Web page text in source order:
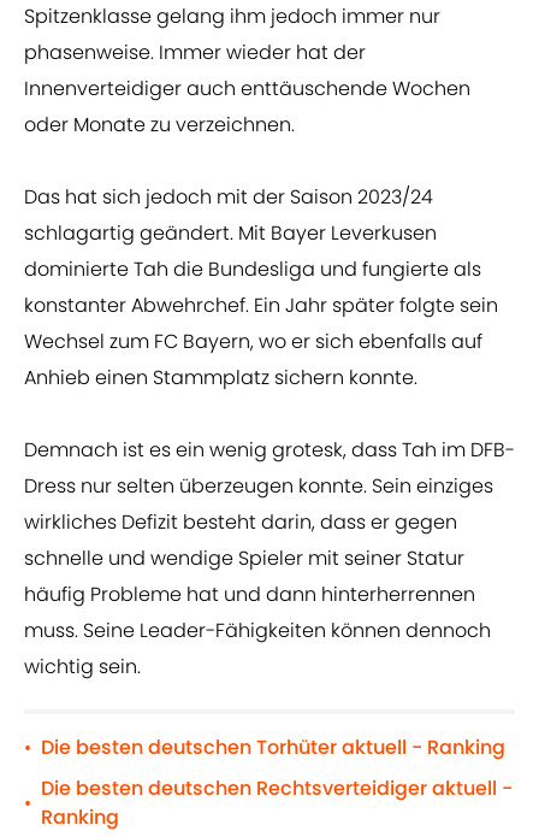
Spitzenklasse gelang ihm jedoch immer nur
phasenweise. Immer wieder hat der
Innenverteidiger auch enttäuschende Wochen
oder Monate zu verzeichnen.
Das hat sich jedoch mit der Saison 2023/24
schlagartig geändert. Mit Bayer Leverkusen
dominierte Tah die Bundesliga und fungierte als
konstanter Abwehrchef. Ein Jahr später folgte sein
Wechsel zum FC Bayern, wo er sich ebenfalls auf
Anhieb einen Stammplatz sichern konnte.
Demnach ist es ein wenig grotesk, dass Tah im DFB-
Dress nur selten überzeugen konnte. Sein einziges
wirkliches Defizit besteht darin, dass er gegen
schnelle und wendige Spieler mit seiner Statur
häufig Probleme hat und dann hinterherrennen
muss. Seine Leader-Fähigkeiten können dennoch
wichtig sein.
• Die besten deutschen Torhüter aktuell - Ranking
•
Die besten deutschen Rechtsverteidiger aktuell -
Ranking